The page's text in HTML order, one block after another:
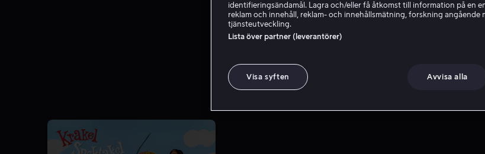
Ricky
identifieringsändamål. Lagra och/eller få åtkomst till information på en
reklam och innehåll, reklam- och innehållsmätning, forskning angående
tjänsteutveckling.
Lista över partner (leverantörer)
Visa syften Avvisa alla